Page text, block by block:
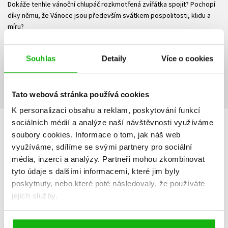
Souhlas Detaily Více o cookies
Tato webová stránka používá cookies
K personalizaci obsahu a reklam, poskytování funkcí
sociálních médií a analýze naší návštěvnosti využíváme
soubory cookies. Informace o tom, jak náš web
využíváme, sdílíme se svými partnery pro sociální
média, inzerci a analýzy. Partneři mohou zkombinovat
tyto údaje s dalšími informacemi, které jim byly
poskytnuty, nebo které poté následovaly, že používáte
jejich služby.
Dokáže tenhle vánoční chlupáč rozkmotřená zvířátka spojit? Pochopí
díky němu, že Vánoce jsou především svátkem pospolitosti, klidu a
míru?
Ke stažení
PDF Ukázka.pdf
HODNOCENÍ ČTENÁŘŮ
V současné době nejsou vytvořena žádná uživatelská hodnocení.
Vaše hodnocení
Uživatelskou recenzi mohou vkládat pouze registrovaní uživatelé